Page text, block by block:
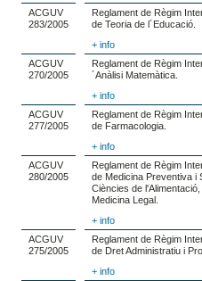
ACGUV
283/2005
Reglament de Règim
de Teoria de l´Educació.
+ info
ACGUV
270/2005
Reglament de Règim
´Anàlisi Matemàtica.
+ info
ACGUV
277/2005
Reglament de Règim
de Farmacologia.
+ info
ACGUV
280/2005
Reglament de Règim
de Medicina Preventiva i
Ciències de
Medicina Legal.
+ info
ACGUV
275/2005
Reglament de Règim
de Dret Administratiu i
+ info